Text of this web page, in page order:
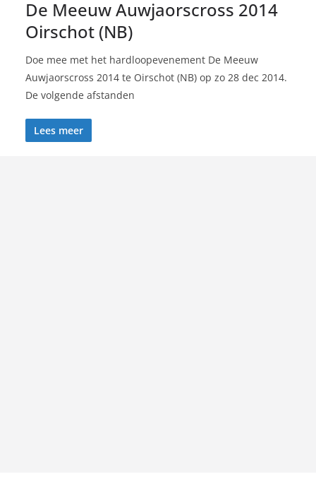
De Meeuw Auwjaorscross 2014
Oirschot (NB)
Doe mee met het hardloopevenement De Meeuw
Auwjaorscross 2014 te Oirschot (NB) op zo 28 dec 2014.
De volgende afstanden
Lees meer